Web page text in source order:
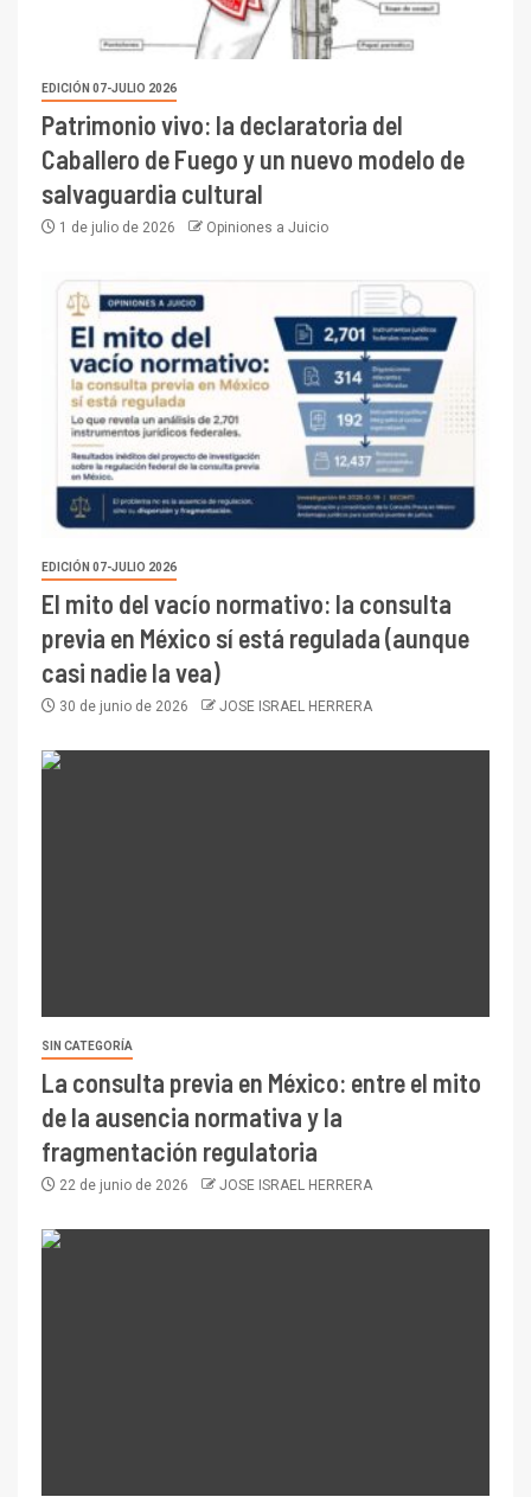
EDICIÓN 07-JULIO 2026
Patrimonio vivo: la declaratoria del
Caballero de Fuego y un nuevo modelo de
salvaguardia cultural
1 de julio de 2026 Opiniones a Juicio
EDICIÓN 07-JULIO 2026
El mito del vacío normativo: la consulta
previa en México sí está regulada (aunque
casi nadie la vea)
30 de junio de 2026 JOSE ISRAEL HERRERA
SIN CATEGORÍA
La consulta previa en México: entre el mito
de la ausencia normativa y la
fragmentación regulatoria
22 de junio de 2026 JOSE ISRAEL HERRERA